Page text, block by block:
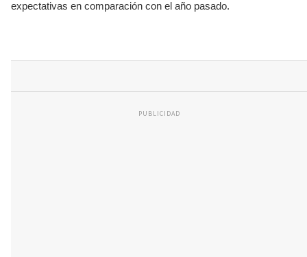
expectativas en comparación con el año pasado.
PUBLICIDAD